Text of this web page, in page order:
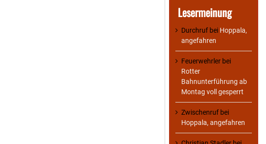
Lesermeinung
Durchruf bei Hoppala,
angefahren
Feuerwehrler bei
Rotter
Bahnunterführung ab
Montag voll gesperrt
Zwischenruf bei
Hoppala, angefahren